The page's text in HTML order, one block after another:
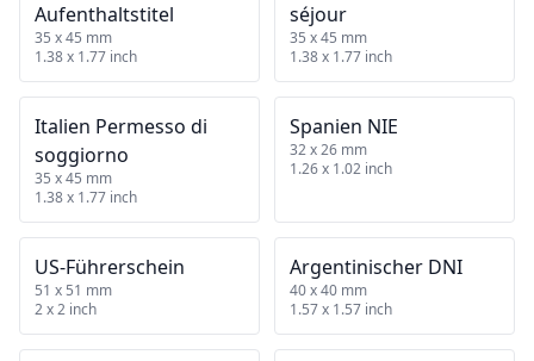
Aufenthaltstitel
35 x 45 mm
1.38 x 1.77 inch
séjour
35 x 45 mm
1.38 x 1.77 inch
Italien Permesso di
soggiorno
35 x 45 mm
1.38 x 1.77 inch
Spanien NIE
32 x 26 mm
1.26 x 1.02 inch
US‑Führerschein
51 x 51 mm
2 x 2 inch
Argentinischer DNI
40 x 40 mm
1.57 x 1.57 inch